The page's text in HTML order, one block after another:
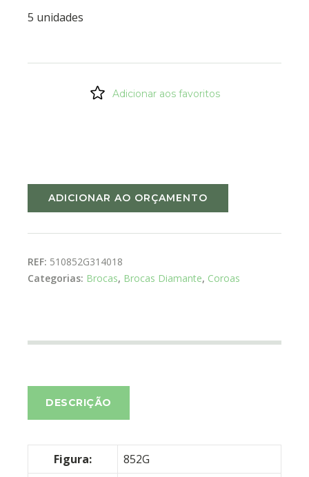
5 unidades
Adicionar aos favoritos
ADICIONAR AO ORÇAMENTO
REF: 510852G314018
Categorias: Brocas, Brocas Diamante, Coroas
DESCRIÇÃO
Figura:
852G